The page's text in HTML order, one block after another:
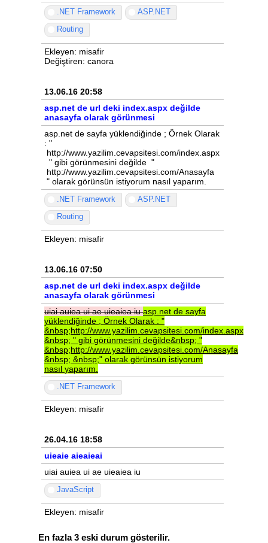
.NET Framework
ASP.NET
Routing
Ekleyen: misafir
Değiştiren: canora
13.06.16 20:58
asp.net de url deki index.aspx değilde
anasayfa olarak görünmesi
asp.net de sayfa yüklendiğinde ; Örnek Olarak
: "
http://www.yazilim.cevapsitesi.com/index.aspx
" gibi görünmesini değilde "
http://www.yazilim.cevapsitesi.com/Anasayfa
" olarak görünsün istiyorum nasıl yaparım.
.NET Framework
ASP.NET
Routing
Ekleyen: misafir
13.06.16 07:50
asp.net de url deki index.aspx değilde
anasayfa olarak görünmesi
uiaiauieauiaeuieaieaiuasp.net de sayfa
yüklendiğinde ; Örnek Olarak : "
&nbsp;http://www.yazilim.cevapsitesi.com/index.aspx
&nbsp; " gibi görünmesini değilde&nbsp; "
&nbsp;http://www.yazilim.cevapsitesi.com/Anasayfa
&nbsp; &nbsp;" olarak görünsün istiyorum
nasıl yaparım.
.NET Framework
Ekleyen: misafir
26.04.16 18:58
uieaie aieaieai
uiai auiea ui ae uieaiea iu
JavaScript
Ekleyen: misafir
En fazla 3 eski durum gösterilir.